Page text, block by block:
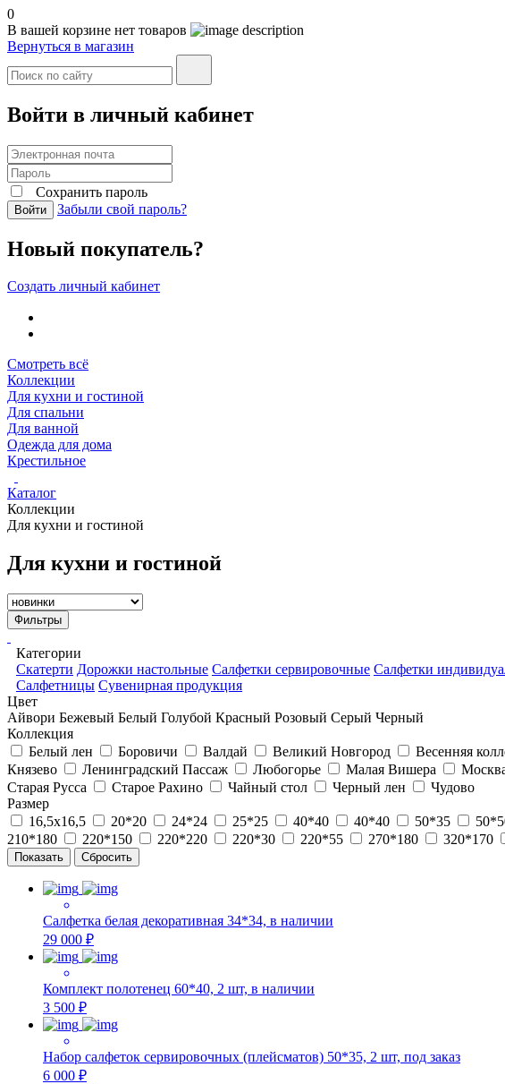
0
В вашей корзине нет товаров
Вернуться в магазин
Войти в личный кабинет
Сохранить пароль
Войти Забыли свой пароль?
Новый покупатель?
Создать личный кабинет
Смотреть всё
Коллекции
Для кухни и гостиной
Для спальни
Для ванной
Одежда для дома
Крестильное
Каталог
Коллекции
Для кухни и гостиной
Для кухни и гостиной
Фильтры
Категории
Скатерти Дорожки настольные Салфетки сервировочные Салфетки
Салфетницы Сувенирная продукция
Цвет
Айвори Бежевый Белый Голубой Красный Розовый Серый Черный
Коллекция
Белый лен
Боровичи Валдай Великий Новгород Весенняя
Князево
Ленинградский Пассаж Любогорье Малая Вишера
Старая Русса
Старое Рахино Чайный стол Черный лен
Чудово
Размер
16,5х16,5
20*20 24*24 25*25 40*40 40*40 50*35
210*180
220*150 220*220 220*30 220*55 270*180 320*170
Салфетка белая декоративная 34*34, в наличии
29 000 ₽
Комплект полотенец 60*40, 2 шт, в наличии
3 500 ₽
Набор салфеток сервировочных (плейсматов) 50*35, 2 шт, под заказ
6 000 ₽